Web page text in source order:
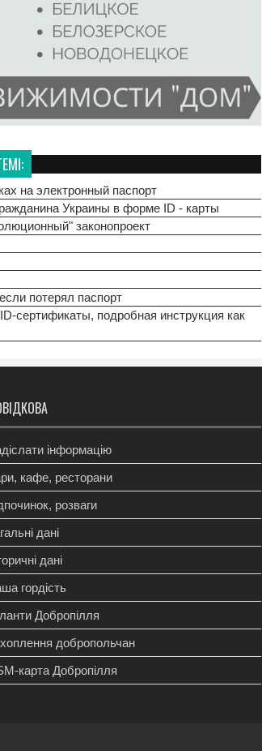
на электронный паспорт
Украины в форме ID - карты
законопроект
потерял паспорт
сертификаты, подробная инструкция как
інформацію
кафе, ресторани
розваги
дані
дані
гордість
Добропілля
добропольчан
карта Добропілля